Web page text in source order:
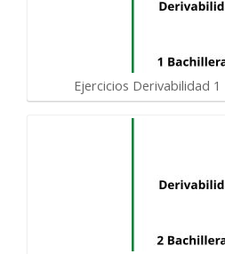
Ejercicios Derivabilidad